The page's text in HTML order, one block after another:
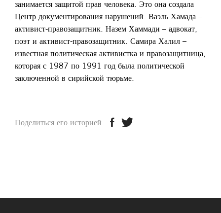
занимается защитой прав человека. Это она создала
Центр документирования нарушений. Ваэль Хамада –
активист-правозащитник. Назем Хаммади – адвокат,
поэт и активист-правозащитник. Самира Халил –
известная политическая активистка и правозащитница,
которая с 1987 по 1991 год была политической
заключенной в сирийской тюрьме.
Поделиться его историей